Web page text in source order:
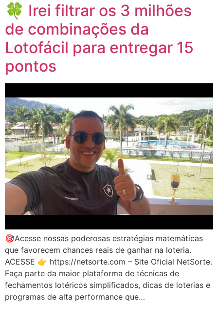
🍀 Irei filtrar os 3 milhões
de combinações da
Lotofácil para entregar 15
pontos
🎯Acesse nossas poderosas estratégias matemáticas
que favorecem chances reais de ganhar na loteria.
ACESSE 👉 https://netsorte.com – Site Oficial NetSorte.
Faça parte da maior plataforma de técnicas de
fechamentos lotéricos simplificados, dicas de loterias e
programas de alta performance que…